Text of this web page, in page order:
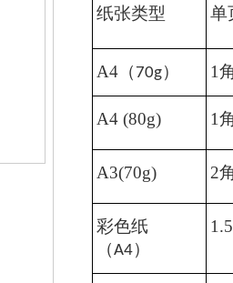
纸张类型 单
A4（ 70g） 1
A4 (80g) 1
A3(70g) 2
彩色纸
（A4）
1.5